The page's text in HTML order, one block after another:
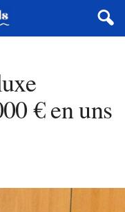
€ en uns